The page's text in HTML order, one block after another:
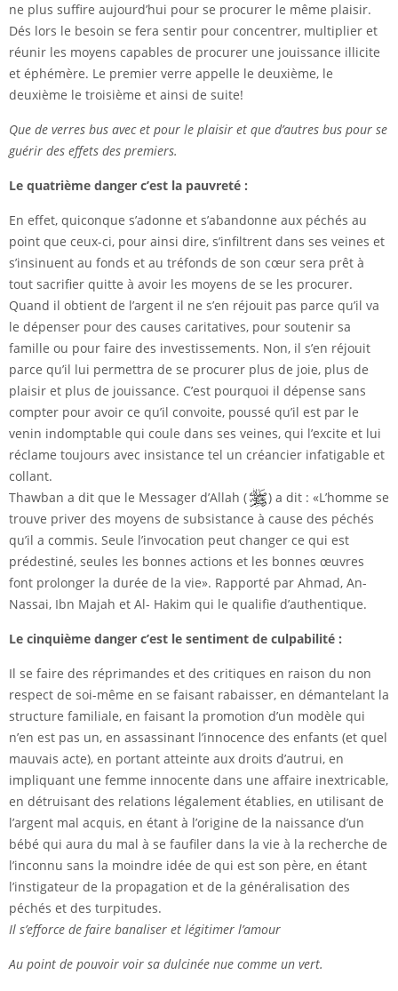
ne plus suffire aujourd’hui pour se procurer le même plaisir.
Dés lors le besoin se fera sentir pour concentrer, multiplier et
réunir les moyens capables de procurer une jouissance illicite
et éphémère. Le premier verre appelle le deuxième, le
deuxième le troisième et ainsi de suite!
Que de verres bus avec et pour le plaisir et que d’autres bus pour se
guérir des effets des premiers.
Le quatrième danger c’est la pauvreté :
En effet, quiconque s’adonne et s’abandonne aux péchés au
point que ceux-ci, pour ainsi dire, s’infiltrent dans ses veines et
s’insinuent au fonds et au tréfonds de son cœur sera prêt à
tout sacrifier quitte à avoir les moyens de se les procurer.
Quand il obtient de l’argent il ne s’en réjouit pas parce qu’il va
le dépenser pour des causes caritatives, pour soutenir sa
famille ou pour faire des investissements. Non, il s’en réjouit
parce qu’il lui permettra de se procurer plus de joie, plus de
plaisir et plus de jouissance. C’est pourquoi il dépense sans
compter pour avoir ce qu’il convoite, poussé qu’il est par le
venin indomptable qui coule dans ses veines, qui l’excite et lui
réclame toujours avec insistance tel un créancier infatigable et
collant.
Thawban a dit que le Messager d’Allah (
) a dit : «L’homme se
trouve priver des moyens de subsistance à cause des péchés
qu’il a commis. Seule l’invocation peut changer ce qui est
prédestiné, seules les bonnes actions et les bonnes œuvres
font prolonger la durée de la vie». Rapporté par Ahmad, An-
Nassai, Ibn Majah et Al- Hakim qui le qualifie d’authentique.
Le cinquième danger c’est le sentiment de culpabilité :
Il se faire des réprimandes et des critiques en raison du non
respect de soi-même en se faisant rabaisser, en démantelant la
structure familiale, en faisant la promotion d’un modèle qui
n’en est pas un, en assassinant l’innocence des enfants (et quel
mauvais acte), en portant atteinte aux droits d’autrui, en
impliquant une femme innocente dans une affaire inextricable,
en détruisant des relations légalement établies, en utilisant de
l’argent mal acquis, en étant à l’origine de la naissance d’un
bébé qui aura du mal à se faufiler dans la vie à la recherche de
l’inconnu sans la moindre idée de qui est son père, en étant
l’instigateur de la propagation et de la généralisation des
péchés et des turpitudes.
Il s’efforce de faire banaliser et légitimer l’amour
Au point de pouvoir voir sa dulcinée nue comme un vert.